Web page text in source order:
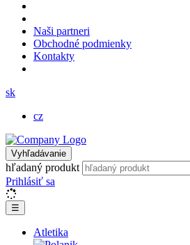
Naši partneri
Obchodné podmienky
Kontakty
sk
cz
Vyhľadávanie
hľadaný produkt
Prihlásiť sa
☰
Atletika